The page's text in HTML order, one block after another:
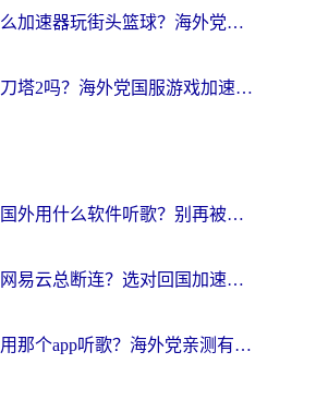
日本用什么加速器玩街头篮球？海外党国服游戏不卡顿的终极攻略
外国人打刀塔2吗？海外党国服游戏加速避坑全攻略
中国人在国外用什么软件听歌？别再被地域限制卡脖子，这篇教你轻松解锁国内音乐库
在海外听网易云总断连？选对回国加速器，告别地区限制和卡顿
国外可以用那个app听歌？海外党亲测有效的回国加速方案，轻松听国内音乐听书